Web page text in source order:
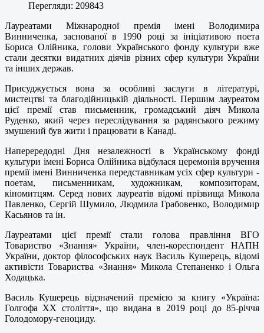
Перегляди: 209843
Лауреатами Міжнародної премія імені Володимира
Винниченка, заснованої в 1990 році за ініціативою поета
Бориса Олійника, голови Українського фонду культури вже
стали десятки видатних діячів різних сфер культури України
та інших держав.
Присуджується вона за особливі заслуги в літературі,
мистецтві та благодійницькій діяльності. Першим лауреатом
цієї премії став письменник, громадський діяч Микола
Руденко, який через переслідування за радянського режиму
змушений був жити і працювати в Канаді.
Наперередодні Дня незалежності в Українському фонді
культури імені Бориса Олійника відбулася церемонія вручення
премії імені Винниченка передставникам усіх сфер культури -
поетам, письменникам, художникам, композиторам,
кіномитцям. Серед нових лауреатів відомі прізвища Микола
Павленко, Сергій Шумило, Людмила Грабовенко, Володимир
Касьянов та ін.
Лауреатами цієї премії стали голова правління ВГО
Товариство «Знання» України, член-кореспондент НАПН
України, доктор філософських наук Василь Кушерець, відомі
активісти Товариства «Знання» Микола Степаненко і Ольга
Ходацька.
Василь Кушерець відзначений премією за книгу «Україна:
Голгофа ХХ століття», що видана в 2019 році до 85-річчя
Голодомору-геноциду.